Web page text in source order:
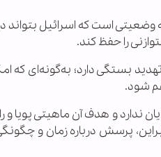
است که اسرائیل بتواند
را حفظ کند.
بستگی دارد؛ به‌گونه‌ای که
شود.
ندارد و هدف آن ماهیتی پویا و
پرسش درباره زمان و